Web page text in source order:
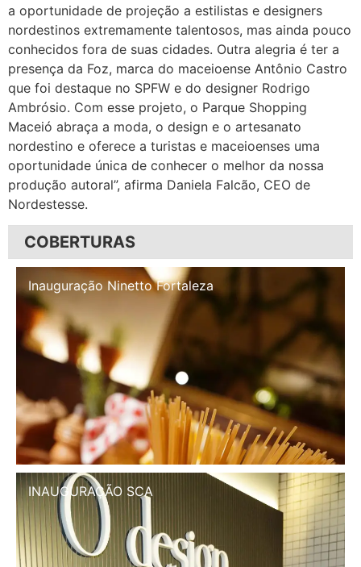
a oportunidade de projeção a estilistas e designers
nordestinos extremamente talentosos, mas ainda pouco
conhecidos fora de suas cidades. Outra alegria é ter a
presença da Foz, marca do maceioense Antônio Castro
que foi destaque no SPFW e do designer Rodrigo
Ambrósio. Com esse projeto, o Parque Shopping
Maceió abraça a moda, o design e o artesanato
nordestino e oferece a turistas e maceioenses uma
oportunidade única de conhecer o melhor da nossa
produção autoral”, afirma Daniela Falcão, CEO de
Nordestesse.
COBERTURAS
Inauguração Illa Café
INAUGURAÇÃO SCA